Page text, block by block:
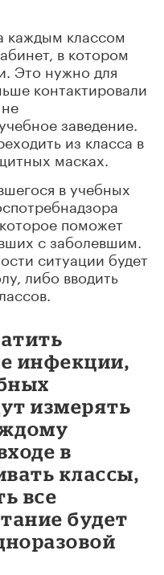
каждым классом
в котором
Это нужно для
контактировали
заведение.
из класса в
масках.
в учебных
поможет
с заболевшим.
ситуации будет
либо вводить
инфекции,
измерять
в
классы,
все
будет